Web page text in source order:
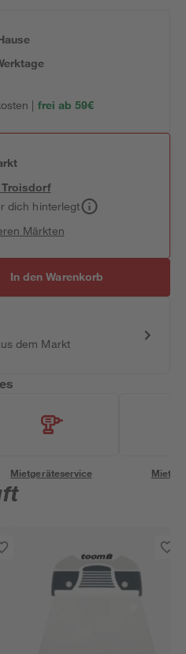
| frei ab 59€
Troisdorf
dich hinterlegt
Märkten
In den Warenkorb
dem Markt
Mietgeräteservice